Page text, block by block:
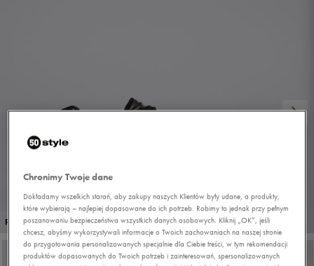
PROMO: DO -30%
Chronimy Twoje dane
Dokładamy wszelkich starań, aby zakupy naszych Klientów były udane, a produkty,
które wybierają – najlepiej dopasowane do ich potrzeb. Robimy to jednak przy pełnym
poszanowaniu bezpieczeństwa wszystkich danych osobowych. Kliknij „OK”, jeśli
chcesz, abyśmy wykorzystywali informacje o Twoich zachowaniach na naszej stronie
do przygotowania personalizowanych specjalnie dla Ciebie treści, w tym rekomendacji
produktów dopasowanych do Twoich potrzeb i zainteresowań, spersonalizowanych